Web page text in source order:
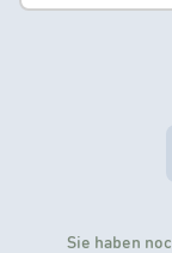
Sie haben